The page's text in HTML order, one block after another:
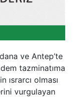
ve Antep’te
tazminatıma
ısrarcı olması
vurgulayan